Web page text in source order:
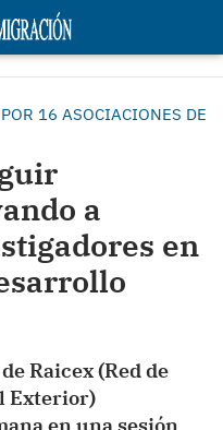
16 ASOCIACIONES DE
a
en
Raicex (Red de
Exterior)